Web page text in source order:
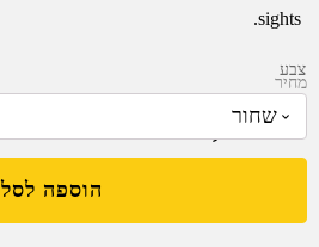
sights.
מחיר
2,289.95
צבע
הוספה לסל